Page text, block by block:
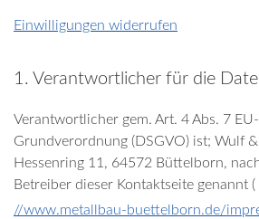
Einwilligungen widerrufen
1. Verantwortlicher für die
Verantwortlicher gem. Art. 4 Abs. 7
Grundverordnung (DSGVO) ist; Wulf
Hessenring 11, 64572 Büttelborn,
Betreiber dieser Kontaktseite genannt (
//www.metallbau-buettelborn.de/